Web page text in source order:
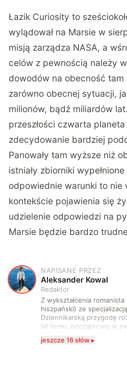
Łazik Curiosity to
wylądował na Marsie w
misją zarządza NASA, a
celów z pewnością należy
dowodów na obecność
zarówno obecnej sytuacji,
milionów, bądź miliardów
przeszłości czwarta planeta
zdecydowanie bardziej
Panowały tam wyższe niż
istniały zbiorniki
odpowiednie warunki to nie
kontekście pojawienia się
udzielenie odpowiedzi na
Marsie będzie bardzo
A
NAPISANE PRZEZ
Aleksander Kowal
Redaktor
Z wykształcenia
hiszpański) ze
Dziennikarską przygodę
lat temu, początkowo w
komputerowych i filmów.
zdecydowanie częściej na
jeszcze 16 słów ▸